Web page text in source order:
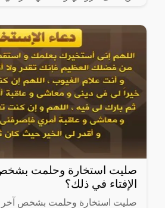
صليت استخارة وحلمت بشخص
الإفتاء في ذلك؟
صليت استخارة وحلمت بشخص آخر